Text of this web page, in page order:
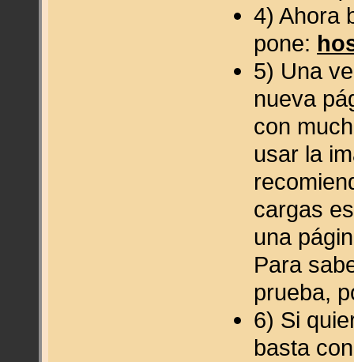
4) Ahora
pone:
5) Una
nueva
con
usar la
cargas
una
Para
prueba,
6) Si
basta